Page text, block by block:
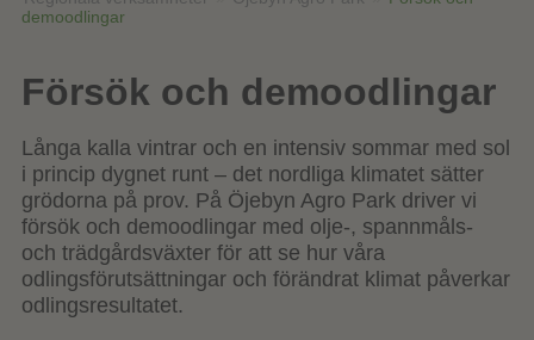
demoodlingar
Försök och demoodlingar
Långa kalla vintrar och en intensiv sommar med sol
i princip dygnet runt – det nordliga klimatet sätter
grödorna på prov. På Öjebyn Agro Park driver vi
försök och demoodlingar med olje-, spannmåls-
och trädgårdsväxter för att se hur våra
odlingsförutsättningar och förändrat klimat påverkar
odlingsresultatet.